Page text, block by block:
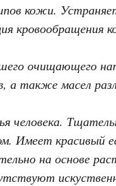
кожи.
кровообращения
очищающего
также масел
человека.
Имеет
на основе